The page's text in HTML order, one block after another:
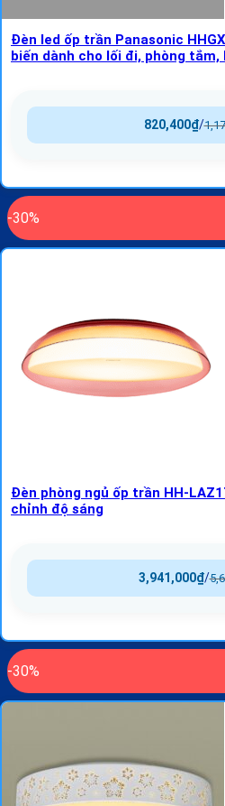
Đèn led ốp trần Panasonic
biến dành cho lối đi, phòng tắm,
/
820,400₫
-30%
Đèn phòng ngủ ốp trần HH-
chỉnh độ sáng
/
3,941,000₫
-30%